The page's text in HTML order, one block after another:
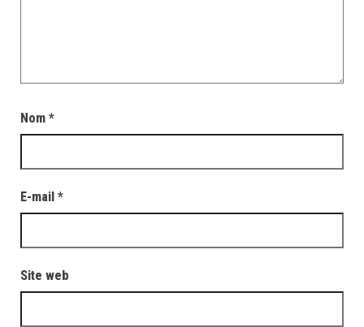
Nom *
E-mail *
Site web